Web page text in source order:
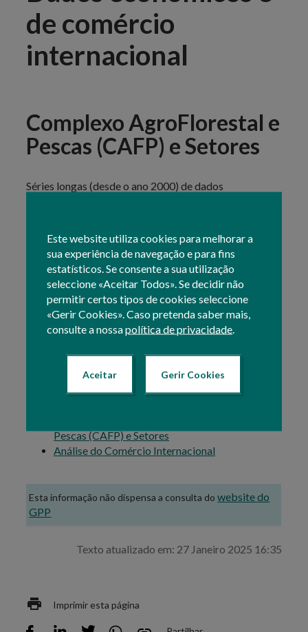
Este website utiliza cookies para melhorar a
sua experiência de navegação e para fins
estatísticos. Se consente a sua utilização
seleccione «Aceitar Todos». Se decidir não
permitir certos tipos de cookies seleccione
«Gerir Cookies». Caso pretenda saber mais,
consulte a nossapolítica de privacidade
Aceitar Gerir Cookies
de comércio
internacional
Complexo AgroFlorestal e
Pescas (CAFP) e Setores
Séries longas (desde o ano 2000) de dados
Índice de Preços, Balança Comercial
Agricultura - Produção, Consumos Intermédios,
VAB, Volume de Trabalho, Formação Bruta de
Capital Fixo – FBC, Índice de Preços
Silvicultura - Produção, Índice de Preços
Análise mensal dos dados do comércio internacional
indústria florestal e da pesca e aquicultura, com base
nos dados do INE.
Pescas (CAFP) e Setores
Análise do Comércio Internacional
Esta informação não dispensa a consulta dowebsite do
GPP
Texto atualizado em: 27 Janeiro 2025 16:35
Imprimir esta página